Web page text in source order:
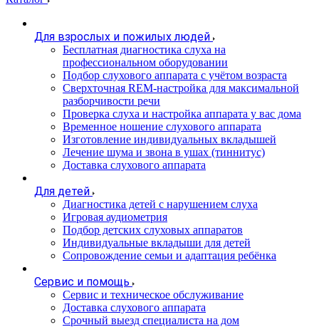
Для взрослых и пожилых людей
Бесплатная диагностика слуха на
профессиональном оборудовании
Подбор слухового аппарата с учётом возраста
Сверхточная REM-настройка для максимальной
разборчивости речи
Проверка слуха и настройка аппарата у вас дома
Временное ношение слухового аппарата
Изготовление индивидуальных вкладышей
Лечение шума и звона в ушах (тиннитус)
Доставка слухового аппарата
Для детей
Диагностика детей с нарушением слуха
Игровая аудиометрия
Подбор детских слуховых аппаратов
Индивидуальные вкладыши для детей
Сопровождение семьи и адаптация ребёнка
Сервис и помощь
Сервис и техническое обслуживание
Доставка слухового аппарата
Срочный выезд специалиста на дом